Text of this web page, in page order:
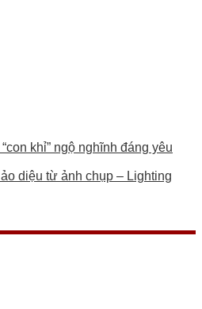
khỉ” ngộ nghĩnh đáng yêu
diệu từ ảnh chụp – Lighting